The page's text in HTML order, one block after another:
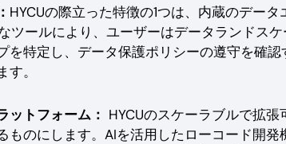
HYCUの際立った特徴の1つは、内蔵のデー
ツールにより、ユーザーはデータランドス
を特定し、データ保護ポリシーの遵守を確
。
ットフォーム： HYCUのスケーラブルで拡
ものにします。AIを活用したローコード開発